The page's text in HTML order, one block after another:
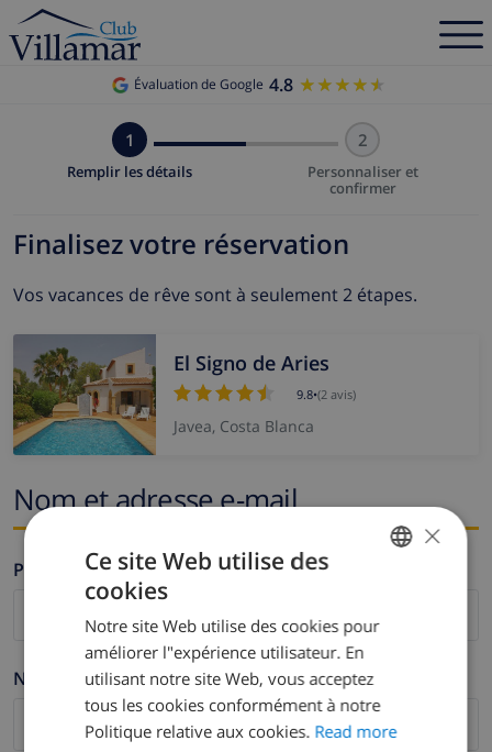
Évaluation de Google 4.8 ★★★★★
★★★★★
1
Remplir les détails
2
Personnaliser et
confirmer
Finalisez votre réservation
Vos vacances de rêve sont à seulement 2 étapes.
El Signo de Aries
9.8•(2 avis)
Javea, Costa Blanca
Nom et adresse e-mail
Prénom *
Nom de famille *
DUTCH
SPANISH
GERMAN
×
Ce site Web utilise des
cookies
Notre site Web utilise des cookies pour
améliorer l"expérience utilisateur. En
utilisant notre site Web, vous acceptez
tous les cookies conformément à notre
Politique relative aux cookies. Read more